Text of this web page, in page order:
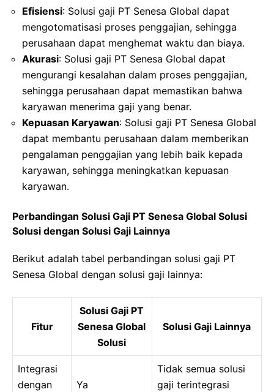
Efisiensi: Solusi gaji PT Senesa Global dapat
mengotomatisasi proses penggajian, sehingga
perusahaan dapat menghemat waktu dan biaya.
Akurasi: Solusi gaji PT Senesa Global dapat
mengurangi kesalahan dalam proses penggajian,
sehingga perusahaan dapat memastikan bahwa
karyawan menerima gaji yang benar.
Kepuasan Karyawan: Solusi gaji PT Senesa Global
dapat membantu perusahaan dalam memberikan
pengalaman penggajian yang lebih baik kepada
karyawan, sehingga meningkatkan kepuasan
karyawan.
Perbandingan Solusi Gaji PT Senesa Global Solusi
Solusi dengan Solusi Gaji Lainnya
Berikut adalah tabel perbandingan solusi gaji PT
Senesa Global dengan solusi gaji lainnya:
Fitur
Solusi Gaji PT
Senesa Global
Solusi
Solusi Gaji Lainnya
Integrasi
dengan
Ya
Tidak semua solusi
gaji terintegrasi